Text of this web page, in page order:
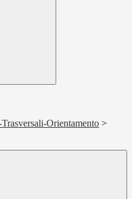
Orientamento >